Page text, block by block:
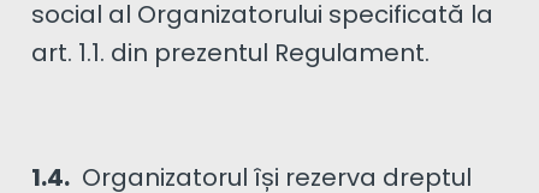
social al Organizatorului specificată la
art. 1.1. din prezentul Regulament.
1.4. Organizatorul își rezerva dreptul